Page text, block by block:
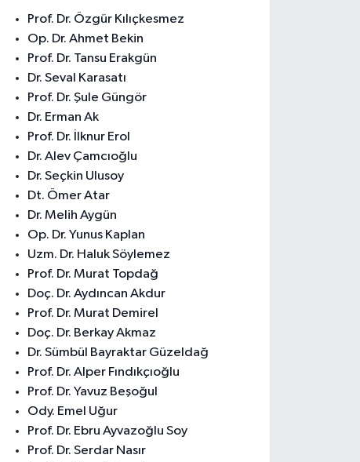
Prof. Dr. Özgür Kılıçkesmez
Op. Dr. Ahmet Bekin
Prof. Dr. Tansu Erakgün
Dr. Seval Karasatı
Prof. Dr. Şule Güngör
Dr. Erman Ak
Prof. Dr. İlknur Erol
Dr. Alev Çamcıoğlu
Dr. Seçkin Ulusoy
Dt. Ömer Atar
Dr. Melih Aygün
Op. Dr. Yunus Kaplan
Uzm. Dr. Haluk Söylemez
Prof. Dr. Murat Topdağ
Doç. Dr. Aydıncan Akdur
Prof. Dr. Murat Demirel
Doç. Dr. Berkay Akmaz
Dr. Sümbül Bayraktar Güzeldağ
Prof. Dr. Alper Fındıkçıoğlu
Prof. Dr. Yavuz Beşoğul
Ody. Emel Uğur
Prof. Dr. Ebru Ayvazoğlu Soy
Prof. Dr. Serdar Nasır